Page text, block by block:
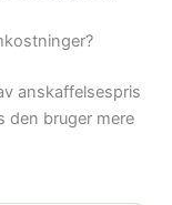
anskaffelsespris
den bruger mere